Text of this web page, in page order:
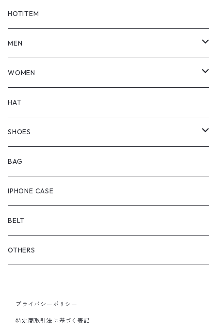
HOTITEM
MEN
TOPS
BOTTOMS
OUTER
WOMEN
TOPS
BOTTOMS
ONEPIECE
OUTER
HAT
SHOES
ブーツ
スニーカー
サンダル
BAG
IPHONE CASE
BELT
OTHERS
プライバシーポリシー
特定商取引法に基づく表記